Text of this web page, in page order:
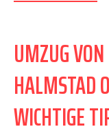
UMZUG
HALMSTAD
WICHTIGE